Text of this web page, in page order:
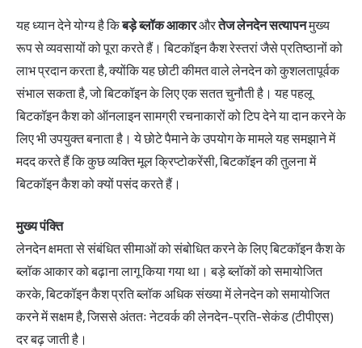
यह ध्यान देने योग्य है किबड़े ब्लॉक आकारऔरतेज लेनदेन सत्यापनमुख्य
रूप से व्यवसायों को पूरा करते हैं। बिटकॉइन कैश रेस्तरां जैसे प्रतिष्ठानों को
लाभ प्रदान करता है, क्योंकि यह छोटी कीमत वाले लेनदेन को कुशलतापूर्वक
संभाल सकता है, जो बिटकॉइन के लिए एक सतत चुनौती है। यह पहलू
बिटकॉइन कैश को ऑनलाइन सामग्री रचनाकारों को टिप देने या दान करने के
लिए भी उपयुक्त बनाता है। ये छोटे पैमाने के उपयोग के मामले यह समझाने में
मदद करते हैं कि कुछ व्यक्ति मूल क्रिप्टोकरेंसी, बिटकॉइन की तुलना में
बिटकॉइन कैश को क्यों पसंद करते हैं।
मुख्य पंक्ति
लेनदेन क्षमता से संबंधित सीमाओं को संबोधित करने के लिए बिटकॉइन कैश के
ब्लॉक आकार को बढ़ाना लागू किया गया था। बड़े ब्लॉकों को समायोजित
करके, बिटकॉइन कैश प्रति ब्लॉक अधिक संख्या में लेनदेन को समायोजित
करने में सक्षम है, जिससे अंततः नेटवर्क की लेनदेन-प्रति-सेकंड (टीपीएस)
दर बढ़ जाती है।